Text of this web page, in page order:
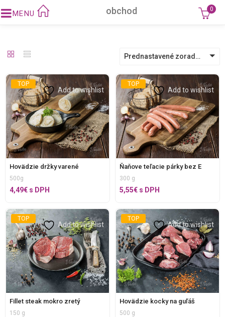
obchod 0
Prednastavené zoradenie
TOP
Add to wishlist
Hovädzie držky varené
500g
4,49€ s DPH
TOP
Add to wishlist
Ňaňove teľacie párky bez E
300 g
5,55€ s DPH
TOP
Add to wishlist
Fillet steak mokro zretý
150 g
TOP
Add to wishlist
Hovädzie kocky na guľáš
500 g